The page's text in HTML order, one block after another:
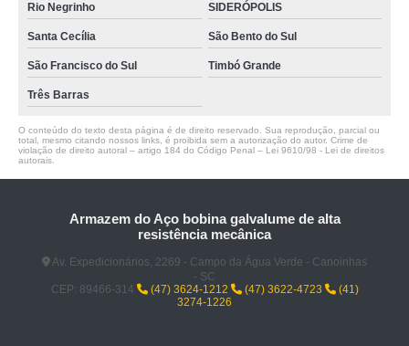
Rio Negrinho SIDERÓPOLIS
Santa Cecília São Bento do Sul
São Francisco do Sul Timbó Grande
Três Barras
O conteúdo do texto desta página é de direito reservado. Sua reprodução, parcial ou
total, mesmo citando nossos links, é proibida sem a autorização do autor. Crime de
violação de direito autoral – artigo 184 do Código Penal – Lei 9610/98 - Lei de direitos
autorais
Armazem do Aço bobina galvalume de alta
resistência mecânica
Av. Expedicionários, 2269 - Campo da Água Verde - Canoinhas
- SC
CEP: 89466-314
(47) 3624-1212 (47) 3622-4723
(41)
3274-1226